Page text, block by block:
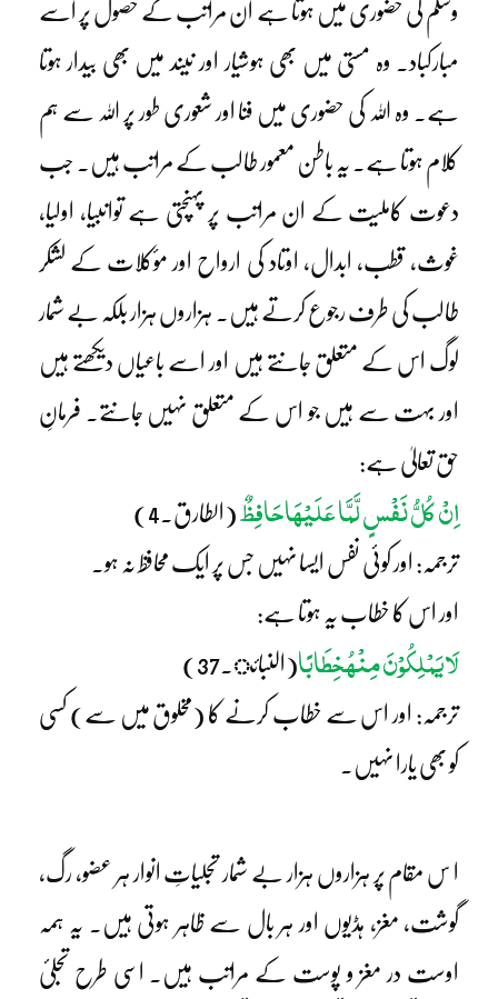
وسلم کی حضوری میں ہوتا ہے ان مراتب کے حصول پر اسے
مبارکباد۔ وہ مستی میں بھی ہوشیار اور نیند میں بھی بیدار ہوتا
ہے۔ وہ اللہ کی حضوری میں فنا اور شعوری طور پر اللہ سے ہم
کلام ہوتا ہے۔ یہ باطن معمور طالب کے مراتب ہیں۔ جب
دعوت کاملیت کے ان مراتب پر پہنچتی ہے توانبیا، اولیا،
غوث، قطب، ابدال، اوتاد کی ارواح اور مؤکلات کے لشکر
طالب کی طرف رجوع کرتے ہیں۔ ہزاروں ہزار بلکہ بے شمار
لوگ اس کے متعلق جانتے ہیں اور اسے باعیاں دیکھتے ہیں
اور بہت سے ہیں جو اس کے متعلق نہیں جانتے۔ فرمانِ
حق تعالیٰ ہے:
اِنْ کُلُّ نَفْسٍ لَّمَّا عَلَیْھَاحَافِظٌ (الطارق۔4)
ترجمہ: اور کوئی نفس ایسا نہیں جس پر ایک محافظ نہ ہو۔
اور اس کا خطاب یہ ہوتا ہے:
لَایَمْلِکُوْنَ مِنْہُخِطَابًا(النبائ۔37)
ترجمہ: اور اس سے خطاب کرنے کا (مخلوق میں سے) کسی
کو بھی یارا نہیں۔
ا س مقام پر ہزاروں ہزار بے شمار تجلیاتِ انوار ہر عضو، رگ،
گوشت، مغز، ہڈیوں اور ہر بال سے ظاہر ہوتی ہیں۔ یہ ہمہ
اوست در مغز و پوست کے مراتب ہیں۔ اسی طرح تجلیٔ